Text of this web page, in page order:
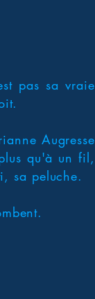
pas sa vraie
Augresse
qu'à un fil,
sa peluche.